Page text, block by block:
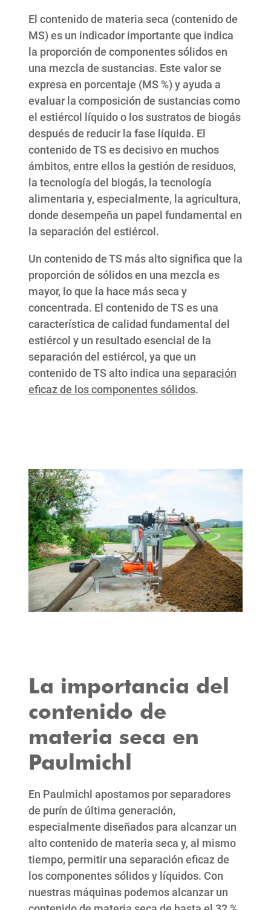
El contenido de materia seca (contenido de
MS) es un indicador importante que indica
la proporción de componentes sólidos en
una mezcla de sustancias. Este valor se
expresa en porcentaje (MS %) y ayuda a
evaluar la composición de sustancias como
el estiércol líquido o los sustratos de biogás
después de reducir la fase líquida. El
contenido de TS es decisivo en muchos
ámbitos, entre ellos la gestión de residuos,
la tecnología del biogás, la tecnología
alimentaria y, especialmente, la agricultura,
donde desempeña un papel fundamental en
la separación del estiércol.
Un contenido de TS más alto significa que la
proporción de sólidos en una mezcla es
mayor, lo que la hace más seca y
concentrada. El contenido de TS es una
característica de calidad fundamental del
estiércol y un resultado esencial de la
separación del estiércol, ya que un
contenido de TS alto indica una separación
eficaz de los componentes sólidos.
La importancia del
contenido de
materia seca en
Paulmichl
En Paulmichl apostamos por separadores
de purín de última generación,
especialmente diseñados para alcanzar un
alto contenido de materia seca y, al mismo
tiempo, permitir una separación eficaz de
los componentes sólidos y líquidos. Con
nuestras máquinas podemos alcanzar un